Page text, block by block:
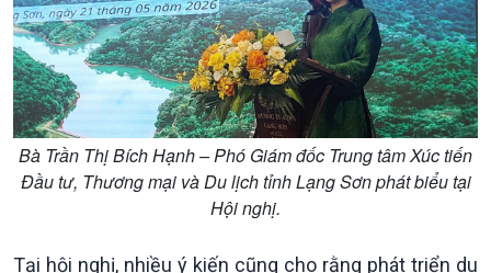
Chuyên gia của bạn
Xã hội chuyển động
Bước chân đến trường
Bà Trần Thị Bích Hạnh – Phó Giám đốc Trung tâm Xúc tiến
Đầu tư, Thương mại và Du lịch tỉnh Lạng Sơn phát biểu tại
Hội nghị.
Tại hội nghị, nhiều ý kiến cũng cho rằng phát triển du